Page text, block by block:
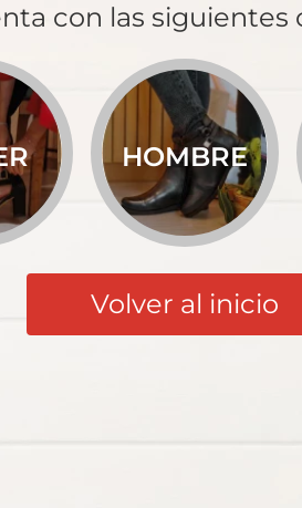
con las siguientes
HOMBRE
Volver al inicio